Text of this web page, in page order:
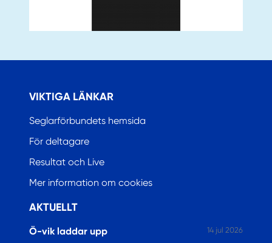
VIKTIGA LÄNKAR
Seglarförbundets hemsida
För deltagare
Resultat och Live
Mer information om cookies
AKTUELLT
Ö-vik laddar upp 14 jul 2026